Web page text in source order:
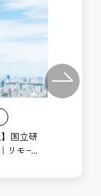
国立研
リモー
Next